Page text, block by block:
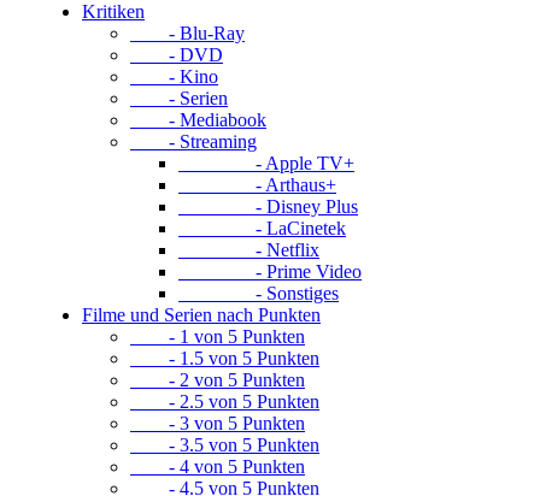
Kritiken
- Blu-Ray
- DVD
- Kino
- Serien
- Mediabook
- Streaming
- Apple TV+
- Arthaus+
- Disney Plus
- LaCinetek
- Netflix
- Prime Video
- Sonstiges
Filme und Serien nach Punkten
- 1 von 5 Punkten
- 1.5 von 5 Punkten
- 2 von 5 Punkten
- 2.5 von 5 Punkten
- 3 von 5 Punkten
- 3.5 von 5 Punkten
- 4 von 5 Punkten
- 4.5 von 5 Punkten